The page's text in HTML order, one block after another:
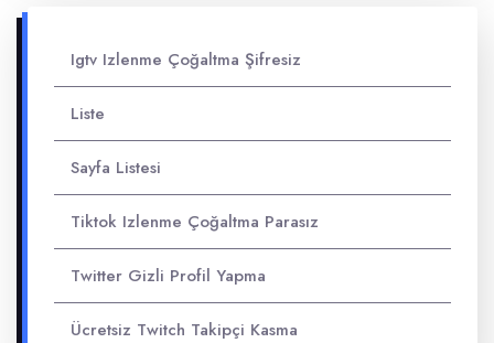
Igtv Izlenme Çoğaltma Şifresiz
Liste
Sayfa Listesi
Tiktok Izlenme Çoğaltma Parasız
Twitter Gizli Profil Yapma
Ücretsiz Twitch Takipçi Kasma